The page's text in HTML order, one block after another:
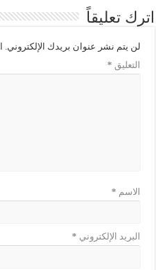
اترك تعليقاً
لن يتم نشر عنوان بريدك الإلكتروني.
التعليق *
الاسم *
البريد الإلكتروني *